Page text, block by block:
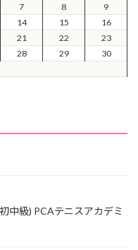
7 8
9
14 15
16
21 22
23
28 29
30
中級) PCAテニスアカデミ